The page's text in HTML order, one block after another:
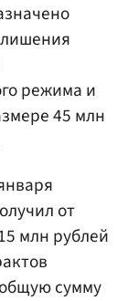
режима и
45 млн
от
млн рублей
сумму